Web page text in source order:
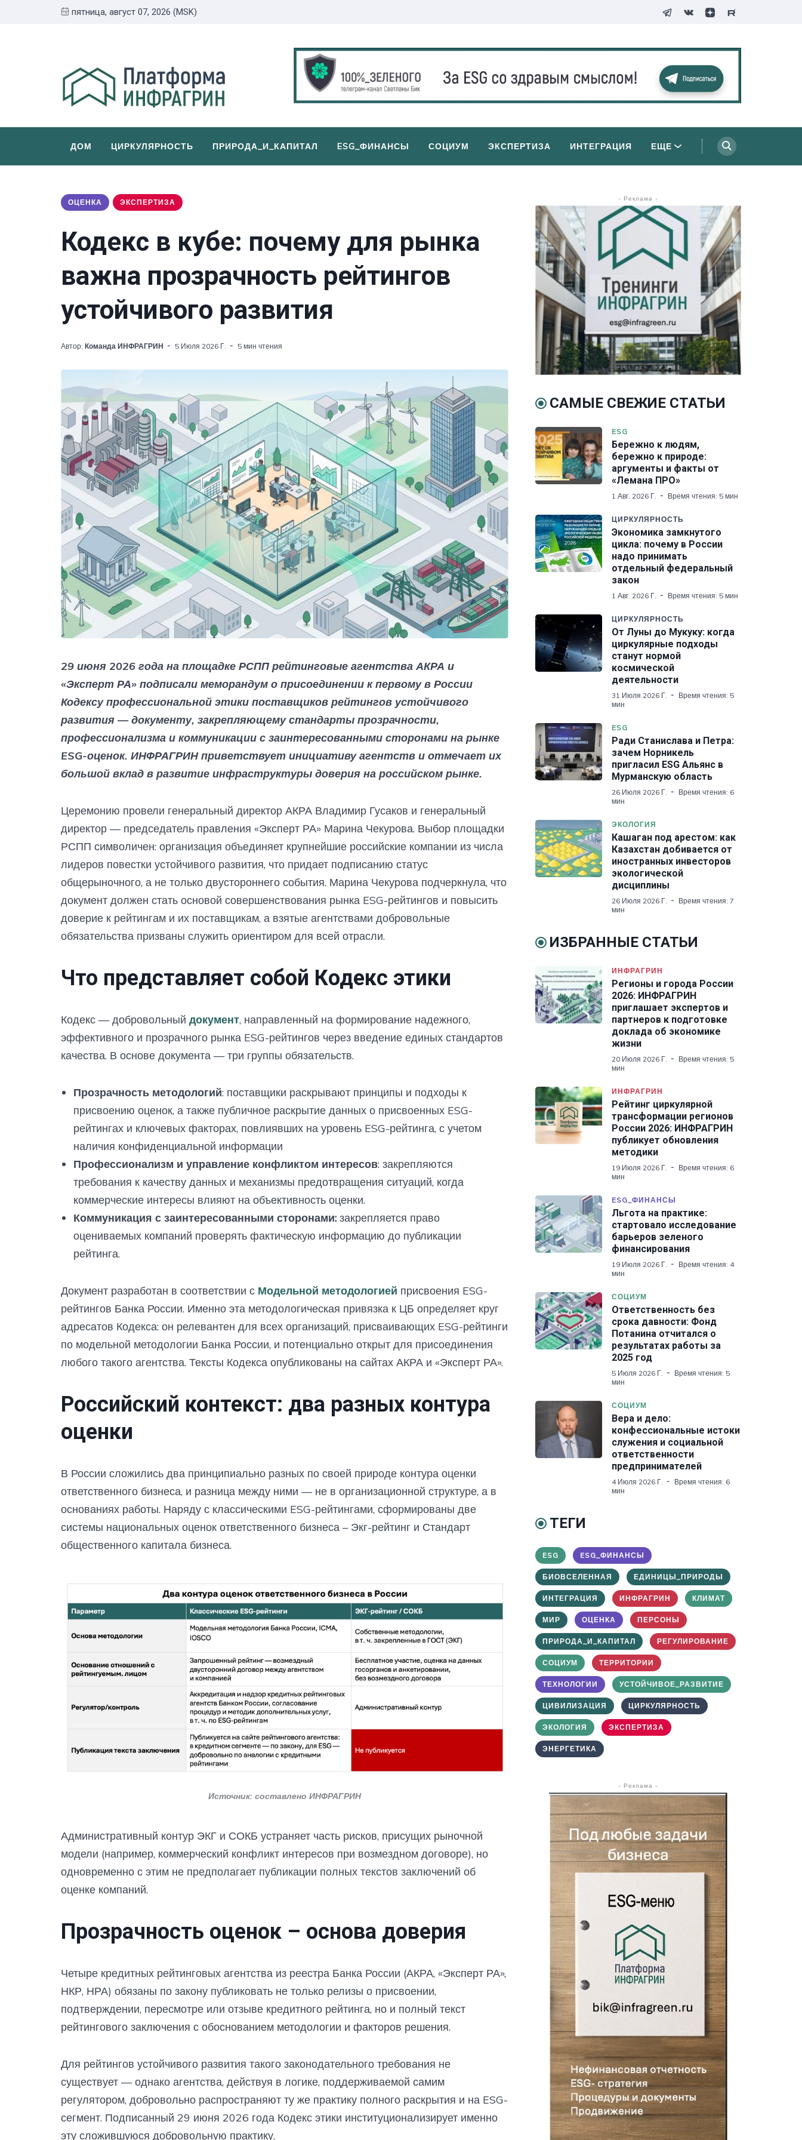
пятница, август 07, 2026 (MSK)
ДОМ ЦИРКУЛЯРНОСТЬ ПРИРОДА_И_КАПИТАЛ ESG_ФИНАНСЫ СОЦИУМ ЭКСПЕРТИЗА ИНТЕГРАЦИЯ ЕЩЕ
ОЦЕНКА ЭКСПЕРТИЗА
Кодекс в кубе: почему для рынка
важна прозрачность рейтингов
устойчивого развития
Автор: Команда ИНФРАГРИН 5 Июля 2026 Г. 5 мин чтения
29 июня 2026 года на площадке РСПП рейтинговые агентства АКРА и
«Эксперт РА» подписали меморандум о присоединении к первому в России
Кодексу профессиональной этики поставщиков рейтингов устойчивого
развития — документу, закрепляющему стандарты прозрачности,
профессионализма и коммуникации с заинтересованными сторонами на рынке
ESG-оценок. ИНФРАГРИН приветствует инициативу агентств и отмечает их
большой вклад в развитие инфраструктуры доверия на российском рынке.
Церемонию провели генеральный директор АКРА Владимир Гусаков и генеральный
директор — председатель правления «Эксперт РА» Марина Чекурова. Выбор площадки
РСПП символичен: организация объединяет крупнейшие российские компании из числа
лидеров повестки устойчивого развития, что придает подписанию статус
общерыночного, а не только двустороннего события. Марина Чекурова подчеркнула, что
документ должен стать основой совершенствования рынка ESG-рейтингов и повысить
доверие к рейтингам и их поставщикам, а взятые агентствами добровольные
обязательства призваны служить ориентиром для всей отрасли.
Что представляет собой Кодекс этики
Кодекс — добровольный документ, направленный на формирование надежного,
эффективного и прозрачного рынка ESG-рейтингов через введение единых стандартов
качества. В основе документа — три группы обязательств.
Прозрачность методологий: поставщики раскрывают принципы и подходы к
присвоению оценок, а также публичное раскрытие данных о присвоенных ESG-
рейтингах и ключевых факторах, повлиявших на уровень ESG-рейтинга, с учетом
наличия конфиденциальной информации
Профессионализм и управление конфликтом интересов: закрепляются
требования к качеству данных и механизмы предотвращения ситуаций, когда
коммерческие интересы влияют на объективность оценки.
Коммуникация с заинтересованными сторонами:закрепляется право
оцениваемых компаний проверять фактическую информацию до публикации
рейтинга.
Документ разработан в соответствии с Модельной методологией присвоения ESG-
рейтингов Банка России. Именно эта методологическая привязка к ЦБ определяет круг
адресатов Кодекса: он релевантен для всех организаций, присваивающих ESG-рейтинги
по модельной методологии Банка России, и потенциально открыт для присоединения
любого такого агентства. Тексты Кодекса опубликованы на сайтах АКРА и «Эксперт РА».
Российский контекст: два разных контура
оценки
В России сложились два принципиально разных по своей природе контура оценки
ответственного бизнеса, и разница между ними — не в организационной структуре, а в
основаниях работы. Наряду с классическими ESG-рейтингами, сформированы две
системы национальных оценок ответственного бизнеса – Экг-рейтинг и Стандарт
общественного капитала бизнеса.
Источник: составлено ИНФРАГРИН
Административный контур ЭКГ и СОКБ устраняет часть рисков, присущих рыночной
модели (например, коммерческий конфликт интересов при возмездном договоре), но
одновременно с этим не предполагает публикации полных текстов заключений об
оценке компаний.
Прозрачность оценок – основа доверия
Четыре кредитных рейтинговых агентства из реестра Банка России (АКРА, «Эксперт РА»,
НКР, НРА) обязаны по закону публиковать не только релизы о присвоении,
подтверждении, пересмотре или отзыве кредитного рейтинга, но и полный текст
рейтингового заключения с обоснованием методологии и факторов решения.
Для рейтингов устойчивого развития такого законодательного требования не
существует — однако агентства, действуя в логике, поддерживаемой самим
регулятором, добровольно распространяют ту же практику полного раскрытия и на ESG-
сегмент. Подписанный 29 июня 2026 года Кодекс этики институционализирует именно
эту сложившуюся добровольную практику.
- Реклама -
САМЫЕ СВЕЖИЕ СТАТЬИ
ESG
Бережно к людям,
бережно к природе:
аргументы и факты от
«Лемана ПРО»
1 Авг. 2026 Г. Время чтения: 5 мин
ЦИРКУЛЯРНОСТЬ
Экономика замкнутого
цикла: почему в России
надо принимать
отдельный федеральный
закон
1 Авг. 2026 Г. Время чтения: 5 мин
ЦИРКУЛЯРНОСТЬ
От Луны до Мукуку: когда
циркулярные подходы
станут нормой
космической
деятельности
31 Июля 2026 Г.
Время чтения: 5
мин
ESG
Ради Станислава и Петра:
зачем Норникель
пригласил ESG Альянс в
Мурманскую область
26 Июля 2026 Г.
Время чтения: 6
мин
ЭКОЛОГИЯ
Кашаган под арестом: как
Казахстан добивается от
иностранных инвесторов
экологической
дисциплины
26 Июля 2026 Г.
Время чтения: 7
мин
ИЗБРАННЫЕ СТАТЬИ
ИНФРАГРИН
Регионы и города России
2026: ИНФРАГРИН
приглашает экспертов и
партнеров к подготовке
доклада об экономике
жизни
20 Июля 2026 Г.
Время чтения: 5
мин
ИНФРАГРИН
Рейтинг циркулярной
трансформации регионов
России 2026: ИНФРАГРИН
публикует обновления
методики
19 Июля 2026 Г.
Время чтения: 6
мин
ESG_ФИНАНСЫ
Льгота на практике:
стартовало исследование
барьеров зеленого
финансирования
19 Июля 2026 Г.
Время чтения: 4
мин
СОЦИУМ
Ответственность без
срока давности: Фонд
Потанина отчитался о
результатах работы за
2025 год
5 Июля 2026 Г.
Время чтения: 5
мин
СОЦИУМ
Вера и дело:
конфессиональные истоки
служения и социальной
ответственности
предпринимателей
4 Июля 2026 Г.
Время чтения: 6
мин
ТЕГИ
ESG ESG_ФИНАНСЫ
БИОВСЕЛЕННАЯ ЕДИНИЦЫ_ПРИРОДЫ
ИНТЕГРАЦИЯ ИНФРАГРИН КЛИМАТ
МИР ОЦЕНКА ПЕРСОНЫ
ПРИРОДА_И_КАПИТАЛ РЕГУЛИРОВАНИЕ
СОЦИУМ ТЕРРИТОРИИ
ТЕХНОЛОГИИ УСТОЙЧИВОЕ_РАЗВИТИЕ
ЦИВИЛИЗАЦИЯ ЦИРКУЛЯРНОСТЬ
ЭКОЛОГИЯ ЭКСПЕРТИЗА
ЭНЕРГЕТИКА
- Реклама -